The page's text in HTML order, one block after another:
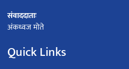
संवाददाताः
अंकध्वज मोते
Quick Links